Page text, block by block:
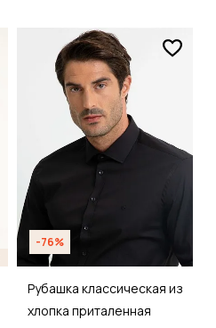
-76%
Рубашка классическая из
хлопка приталенная